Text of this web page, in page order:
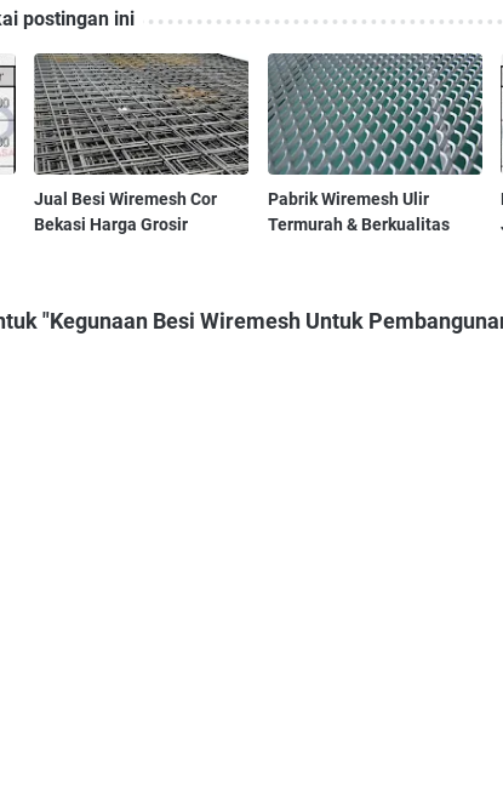
postingan ini
Jual Besi Wiremesh Cor
Bekasi Harga Grosir
Pabrik Wiremesh Ulir
Termurah & Berkualitas
"Kegunaan Besi Wiremesh Untuk